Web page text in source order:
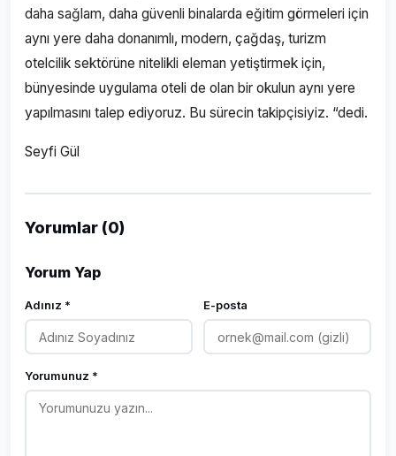
daha sağlam, daha güvenli binalarda eğitim görmeleri için
aynı yere daha donanımlı, modern, çağdaş, turizm
otelcilik sektörüne nitelikli eleman yetiştirmek için,
bünyesinde uygulama oteli de olan bir okulun aynı yere
yapılmasını talep ediyoruz. Bu sürecin takipçisiyiz. “dedi.
Seyfi Gül
Yorumlar (0)
Yorum Yap
Adınız * E-posta
Yorumunuz *